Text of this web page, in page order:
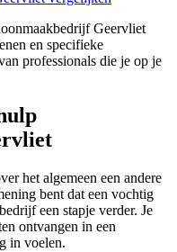
Geervliet
en specifieke
professionals die je op je
het algemeen een andere
bent dat een vochtig
een stapje verder. Je
ontvangen in een
in voelen.